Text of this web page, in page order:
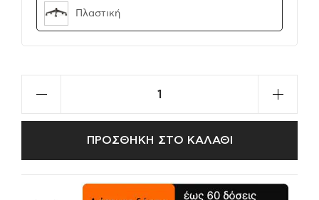
Πλαστική
ΠΡΟΣΘΗΚΗ ΣΤΟ ΚΑΛΑΘΙ